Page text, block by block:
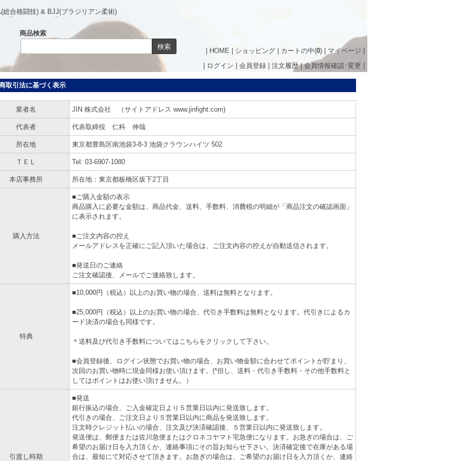
合格闘技) & BJJ(ブラジリアン柔術)
品やアパレルも取り扱う＜オフィシャルサイト＞
HOME ショッピング カートの中(0) マイページ
商品検索
ログイン 会員登録 注文履歴|会員情報確認･変更
取引法に基づく表示
業者名 JIN 株式会社 （サイトアドレス www.jinfight.com)
代表者 代表取締役 仁科 伸哉
所在地 東京都豊島区南池袋3-8-3 池袋クラウンハイツ 502
ＴＥＬ Tel: 03-6907-1080
本店事務所 所在地：東京都板橋区坂下2丁目
購入方法
■ご購入金額の表示
商品購入に必要な金額は、商品代金、送料、手数料、消費税の明細が「商品注文の確認画面」
に表示されます。
■ご注文内容の控え
メールアドレスを正確にご記入頂いた場合は、ご注文内容の控えが自動送信されます。
■発送日のご連絡
ご注文確認後、メールでご連絡致します。
特典
■10,000円（税込）以上のお買い物の場合、送料は無料となります。
■25,000円（税込）以上のお買い物の場合、代引き手数料は無料となります。代引きによるカ
ード決済の場合も同様です。
＊送料及び代引き手数料についてはこちら をクリックして下さい。
■会員登録後、ログイン状態でお買い物の場合、お買い物金額に合わせてポイントが貯まり、
次回のお買い物時に現金同様お使い頂けます。(*但し、送料・代引き手数料・その他手数料と
してはポイントはお使い頂けません。）
引渡し時期
■発送
銀行振込の場合、ご入金確定日より５営業日以内に発送致します。
代引きの場合、ご注文日より５営業日以内に商品を発送致します。
注文時クレジット払いの場合、注文及び決済確認後、５営業日以内に発送致します。
発送便は、郵便または佐川急便またはクロネコヤマト宅急便になります。お急ぎの場合は、ご
希望のお届け日を入力頂くか、連絡事項にその旨お知らせ下さい。決済確定後で在庫がある場
合は、最短にて対応させて頂きます。お急ぎの場合は、ご希望のお届け日を入力頂くか、連絡